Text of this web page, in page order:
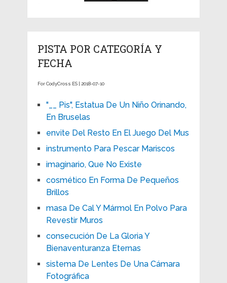
PISTA POR CATEGORÍA Y
FECHA
For CodyCross ES | 2018-07-10
"__ Pis", Estatua De Un Niño Orinando,
En Bruselas
envite Del Resto En El Juego Del Mus
instrumento Para Pescar Mariscos
imaginario, Que No Existe
cosmético En Forma De Pequeños
Brillos
masa De Cal Y Mármol En Polvo Para
Revestir Muros
consecución De La Gloria Y
Bienaventuranza Eternas
sistema De Lentes De Una Cámara
Fotográfica